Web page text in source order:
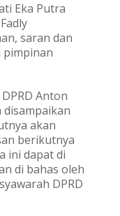
Eka Putra
saran dan
pimpinan
Anton
akan
berikutnya
ini dapat di
di bahas oleh
DPRD